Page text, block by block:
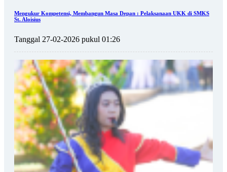
Mengukur Kompetensi, Membangun Masa Depan : Pelaksanaan UKK di SMKS
St. Aloisius
Tanggal 27-02-2026 pukul 01:26